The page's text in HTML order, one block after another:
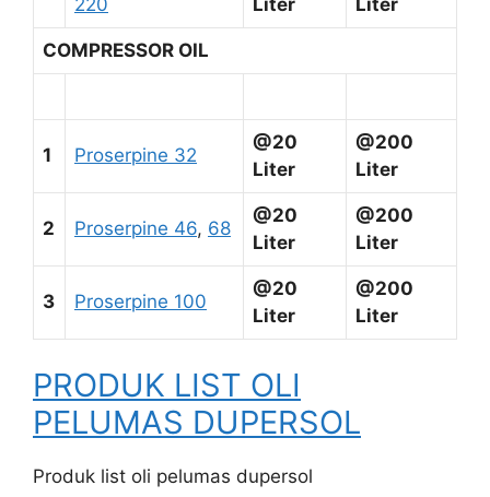
COMPRESSOR OIL
1 Proserpine 32
@20
Liter
@200
Liter
2 Proserpine 46, 68
@20
Liter
@200
Liter
3 Proserpine 100
@20
Liter
@200
Liter
PRODUK LIST OLI
PELUMAS DUPERSOL
Produk list oli pelumas dupersol